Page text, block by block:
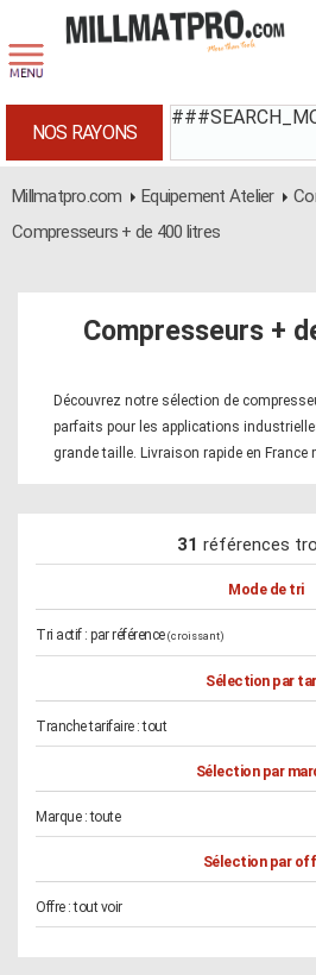
NOS RAYONS
Millmatpro.com Equipement Atelier
Compresseurs + de 400 litres
Compresseurs +
Découvrez notre sélection de
parfaits pour les applications
grande taille. Livraison rapide en France
31 références
Mode de tri
Tri actif : par référence (croissant)
Sélection par
Tranche tarifaire :tout
Sélection par
Marque :toute
Sélection par
Offre :tout voir